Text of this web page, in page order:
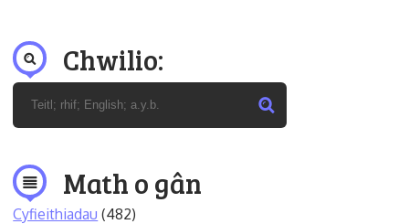
Chwilio:
Math o gân
Cyfieithiadau (482)